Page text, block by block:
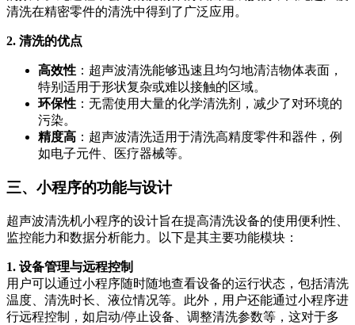
清洗在精密零件的清洗中得到了广泛应用。
2. 清洗的优点
高效性 ：超声波清洗能够迅速且均匀地清洁物体表面，
特别适用于形状复杂或难以接触的区域。
环保性 ：无需使用大量的化学清洗剂，减少了对环境的
污染。
精度高 ：超声波清洗适用于清洗高精度零件和器件，例
如电子元件、医疗器械等。
三、小程序的功能与设计
超声波清洗机小程序的设计旨在提高清洗设备的使用便利性、
监控能力和数据分析能力。以下是其主要功能模块：
1. 设备管理与远程控制
用户可以通过小程序随时随地查看设备的运行状态，包括清洗
温度、清洗时长、液位情况等。此外，用户还能通过小程序进
行远程控制，如启动/停止设备、调整清洗参数等，这对于多